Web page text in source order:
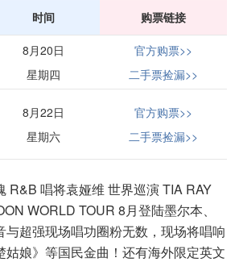
时间 购票链接
8月20日
星期四
官方购票>>
二手票捡漏>>
8月22日
星期六
官方购票>>
二手票捡漏>>
R&B 唱将袁娅维 世界巡演 TIA RAY
WORLD TOUR 8月登陆墨尔本、
与超强现场唱功圈粉无数，现场将唱响
姑娘》等国民金曲！还有海外限定英文